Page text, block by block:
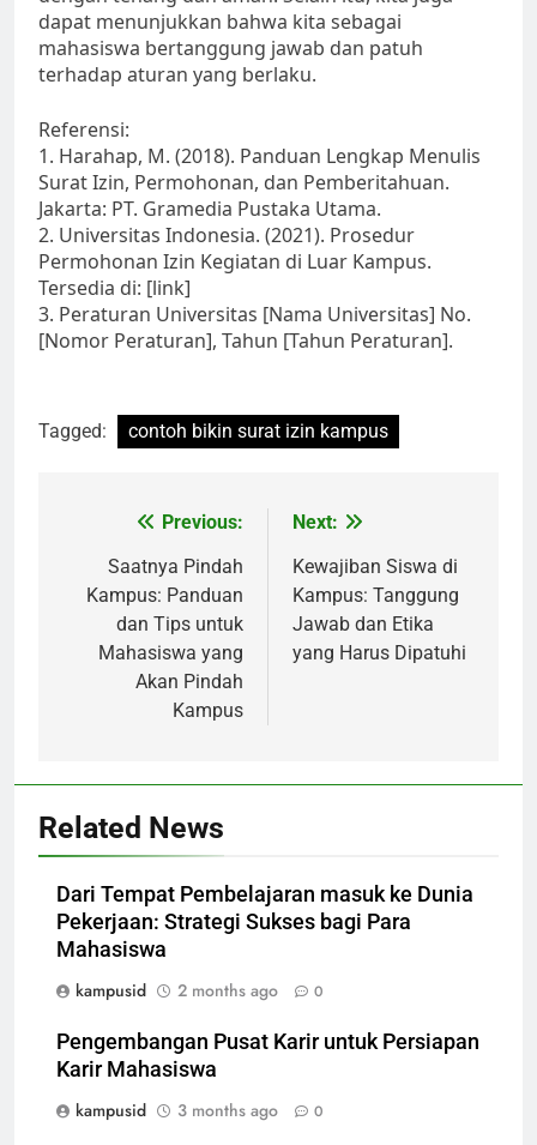
dapat menunjukkan bahwa kita sebagai
mahasiswa bertanggung jawab dan patuh
terhadap aturan yang berlaku.
Referensi:
1. Harahap, M. (2018). Panduan Lengkap Menulis
Surat Izin, Permohonan, dan Pemberitahuan.
Jakarta: PT. Gramedia Pustaka Utama.
2. Universitas Indonesia. (2021). Prosedur
Permohonan Izin Kegiatan di Luar Kampus.
Tersedia di: [link]
3. Peraturan Universitas [Nama Universitas] No.
[Nomor Peraturan], Tahun [Tahun Peraturan].
Tagged: contoh bikin surat izin kampus
navigation
Previous:
Saatnya Pindah
Kampus: Panduan
dan Tips untuk
Mahasiswa yang
Akan Pindah
Kampus
Next:
Kewajiban Siswa di
Kampus: Tanggung
Jawab dan Etika
yang Harus Dipatuhi
Related News
Dari Tempat Pembelajaran masuk ke Dunia
Pekerjaan: Strategi Sukses bagi Para
Mahasiswa
kampusid
2 months ago 0
Pengembangan Pusat Karir untuk Persiapan
Karir Mahasiswa
kampusid
3 months ago 0